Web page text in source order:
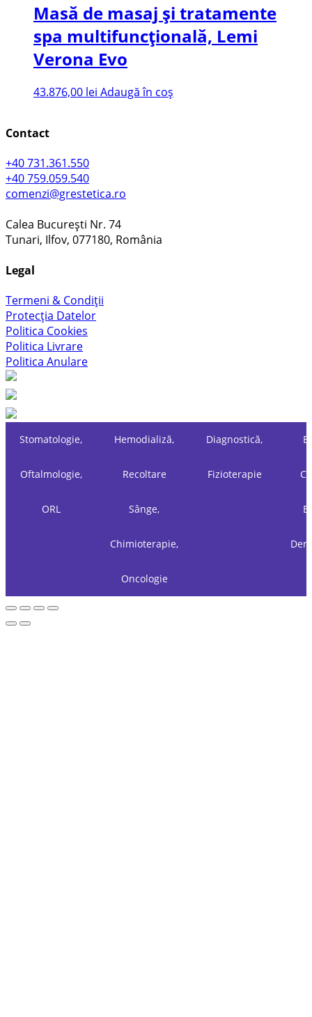
Masă de masaj și tratamente
spa multifuncțională, Lemi
Verona Evo
43.876,00 lei Adaugă în coș
Contact
+40 731.361.550
+40 759.059.540
comenzi@grestetica.ro
Calea București Nr. 74
Tunari, Ilfov, 077180, România
Legal
Termeni & Condiții
Protecția Datelor
Politica Cookies
Politica Livrare
Politica Anulare
Stomatologie,
Oftalmologie,
ORL
Hemodializă,
Recoltare
Sânge,
Chimioterapie,
Oncologie
Diagnostică,
Fizioterapie